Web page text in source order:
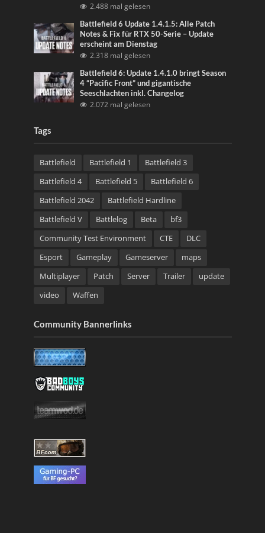
2.488 mal gelesen
Battlefield 6 Update 1.4.1.5: Alle Patch
Notes & Fix für RTX 50-Serie – Update
erscheint am Dienstag
2.318 mal gelesen
Battlefield 6: Update 1.4.1.0 bringt Season
4 “Pacific Front” und gigantische
Seeschlachten inkl. Changelog
2.072 mal gelesen
Tags
Battlefield Battlefield 1
Battlefield 3
Battlefield 4
Battlefield 5
Battlefield 6
Battlefield 2042
Battlefield Hardline
Battlefield V
Battlelog Beta
bf3
Community Test Environment
CTE
DLC
Esport
Gameplay Gameserver
maps
Multiplayer
Patch Server Trailer
update
video
Waffen
Community Bannerlinks